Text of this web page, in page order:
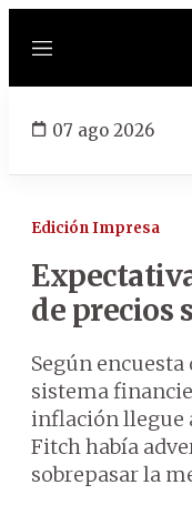
Menú
07 ago 2026
Edición Impresa
de precios
Según encuesta
sistema
inflación llegue
Fitch había
sobrepasar la